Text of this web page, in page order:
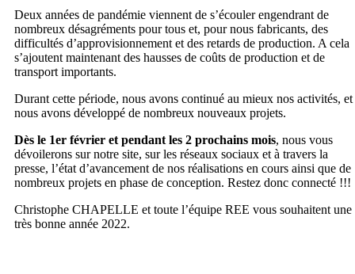
Deux années de pandémie viennent de s’écouler engendrant de
nombreux désagréments pour tous et, pour nous fabricants, des
difficultés d’approvisionnement et des retards de production. A cela
s’ajoutent maintenant des hausses de coûts de production et de
transport importants.
Durant cette période, nous avons continué au mieux nos activités, et
nous avons développé de nombreux nouveaux projets.
Dès le 1er février et pendant les 2 prochains mois, nous vous
dévoilerons sur notre site, sur les réseaux sociaux et à travers la
presse, l’état d’avancement de nos réalisations en cours ainsi que de
nombreux projets en phase de conception. Restez donc connecté !!!
Christophe CHAPELLE et toute l’équipe REE vous souhaitent une
très bonne année 2022.